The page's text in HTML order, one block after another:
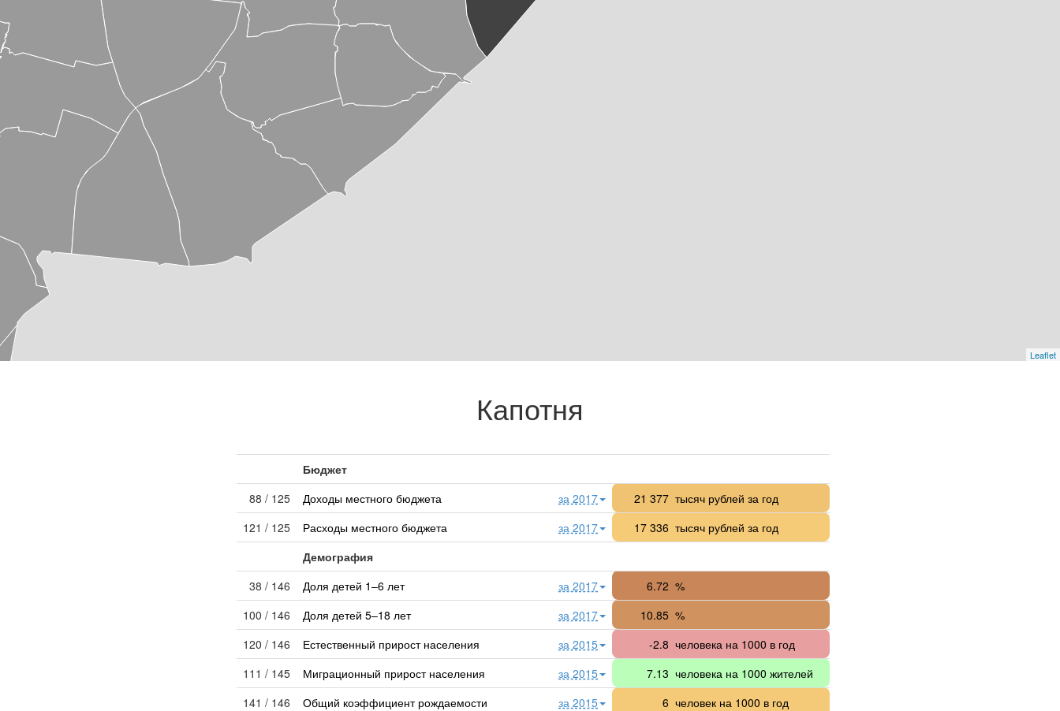
Leaflet
Капотня
Бюджет
88 / 125
Доходы местного бюджета за 2017 21 377 тысяч рублей за год
121 / 125
Расходы местного бюджета за 2017 17 336 тысяч рублей за год
Демография
38 / 146
Доля детей 1–6 лет за 2017 6.72 %
100 / 146
Доля детей 5–18 лет за 2017 10.85 %
120 / 146
Естественный прирост населения за 2015 -2.8 человека на 1000 в год
111 / 145
Миграционный прирост населения за 2015 7.13 человека на 1000 жителей
141 / 146
Общий коэффициент рождаемости за 2015 6 человек на 1000 в год